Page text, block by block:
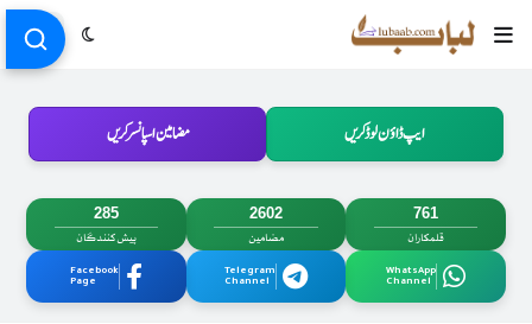
ایپ ڈاؤن لوڈ کریں مضامین اسپانسر کریں
761
قلمکاران
2602
مضامین
285
پیش کنندگان
WhatsApp
Channel
Telegram
Channel
Facebook
Page